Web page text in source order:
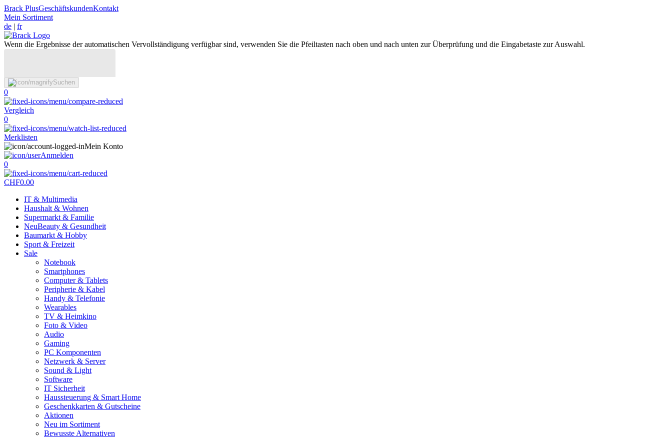
Brack PlusGeschäftskundenKontakt
Mein Sortiment
de | fr
Wenn die Ergebnisse der automatischen Vervollständigung verfügbar sind, verwenden Sie die Pfeiltasten nach oben und nach unten zur Überprüfung und die Eingabetaste zur Auswahl.
Suchen
0
Vergleich
0
Merklisten
Mein Konto
Anmelden
0
CHF0.00
IT & Multimedia
Haushalt & Wohnen
Supermarkt & Familie
NeuBeauty & Gesundheit
Baumarkt & Hobby
Sport & Freizeit
Sale
Notebook
Smartphones
Computer & Tablets
Peripherie & Kabel
Handy & Telefonie
Wearables
TV & Heimkino
Foto & Video
Audio
Gaming
PC Komponenten
Netzwerk & Server
Sound & Light
Software
IT Sicherheit
Haussteuerung & Smart Home
Geschenkkarten & Gutscheine
Aktionen
Neu im Sortiment
Bewusste Alternativen